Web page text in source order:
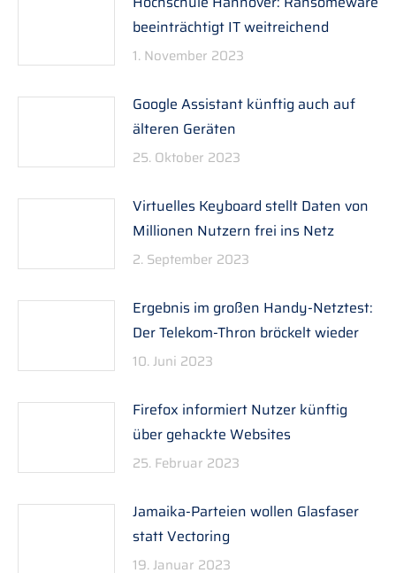
beeinträchtigt IT weitreichend
1. November 2023
Google Assistant künftig auch auf
älteren Geräten
25. Oktober 2023
Virtuelles Keyboard stellt Daten von
Millionen Nutzern frei ins Netz
2. September 2023
Ergebnis im großen Handy-Netztest:
Der Telekom-Thron bröckelt wieder
10. Juni 2023
Firefox informiert Nutzer künftig
über gehackte Websites
25. Februar 2023
Jamaika-Parteien wollen Glasfaser
statt Vectoring
19. Januar 2023